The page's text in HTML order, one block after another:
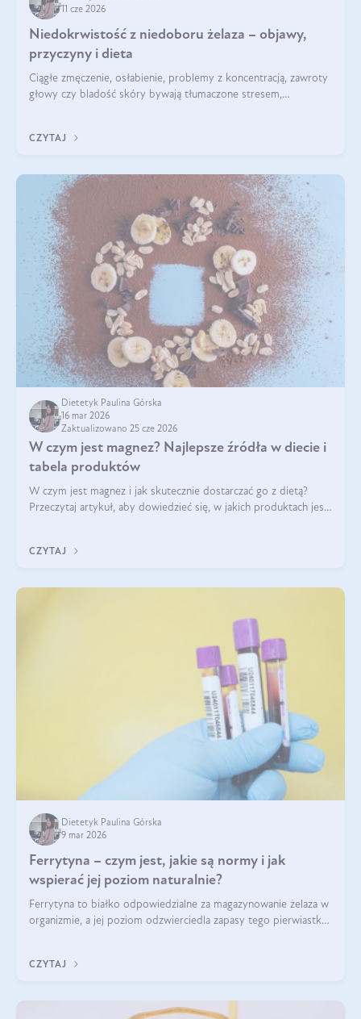
11 cze 2026
Niedokrwistość z niedoboru żelaza – objawy,
przyczyny i dieta
Ciągłe zmęczenie, osłabienie, problemy z koncentracją, zawroty
głowy czy bladość skóry bywają tłumaczone stresem,
CZYTAJ
Dietetyk Paulina Górska
16 mar 2026
Zaktualizowano 25 cze 2026
W czym jest magnez? Najlepsze źródła w diecie i
tabela produktów
W czym jest magnez i jak skutecznie dostarczać go z dietą?
Przeczytaj artykuł, aby dowiedzieć się, w jakich produktach jest
CZYTAJ
Dietetyk Paulina Górska
9 mar 2026
Ferrytyna – czym jest, jakie są normy i jak
wspierać jej poziom naturalnie?
Ferrytyna to białko odpowiedzialne za magazynowanie żelaza w
organizmie, a jej poziom odzwierciedla zapasy tego pierwiastka.
funkcjonowanie (
CZYTAJ